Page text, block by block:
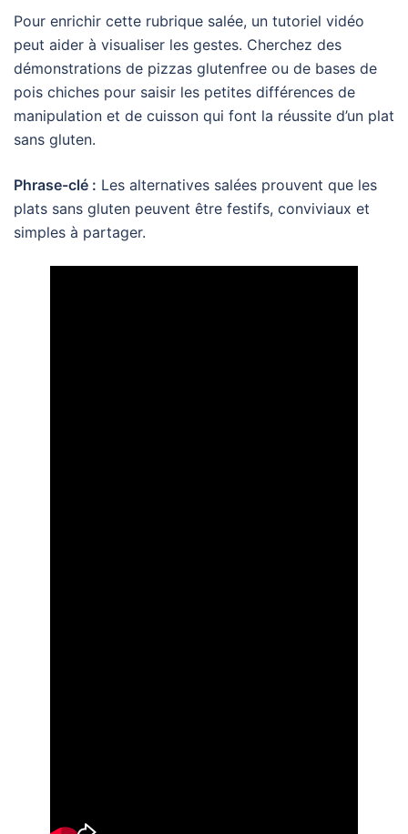
Pour enrichir cette rubrique salée, un tutoriel vidéo
peut aider à visualiser les gestes. Cherchez des
démonstrations de pizzas glutenfree ou de bases de
pois chiches pour saisir les petites différences de
manipulation et de cuisson qui font la réussite d’un plat
sans gluten.
Phrase-clé : Les alternatives salées prouvent que les
plats sans gluten peuvent être festifs, conviviaux et
simples à partager.